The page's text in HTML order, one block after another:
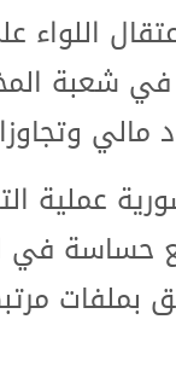
في شعبة
عملية
في
بملفات